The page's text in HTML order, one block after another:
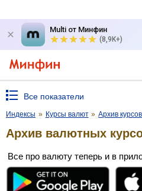
Multi от Минфин
(8,9K+)
Все показатели
Индексы » Курсы валют » Архив курсов
Архив валютных
Все про валюту теперь и в